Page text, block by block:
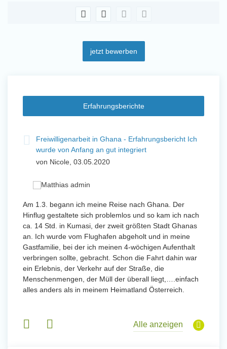
jetzt bewerben
Erfahrungsberichte
Freiwilligenarbeit in Ghana - Erfahrungsbericht Ich
wurde von Anfang an gut integriert
von Nicole, 03.05.2020
Am 1.3. begann ich meine Reise nach Ghana. Der
Hinflug gestaltete sich problemlos und so kam ich nach
ca. 14 Std. in Kumasi, der zweit größten Stadt Ghanas
an. Ich wurde vom Flughafen abgeholt und in meine
Gastfamilie, bei der ich meinen 4-wöchigen Aufenthalt
verbringen sollte, gebracht. Schon die Fahrt dahin war
ein Erlebnis, der Verkehr auf der Straße, die
Menschenmengen, der Müll der überall liegt,….einfach
alles anders als in meinem Heimatland Österreich.
Alle anzeigen